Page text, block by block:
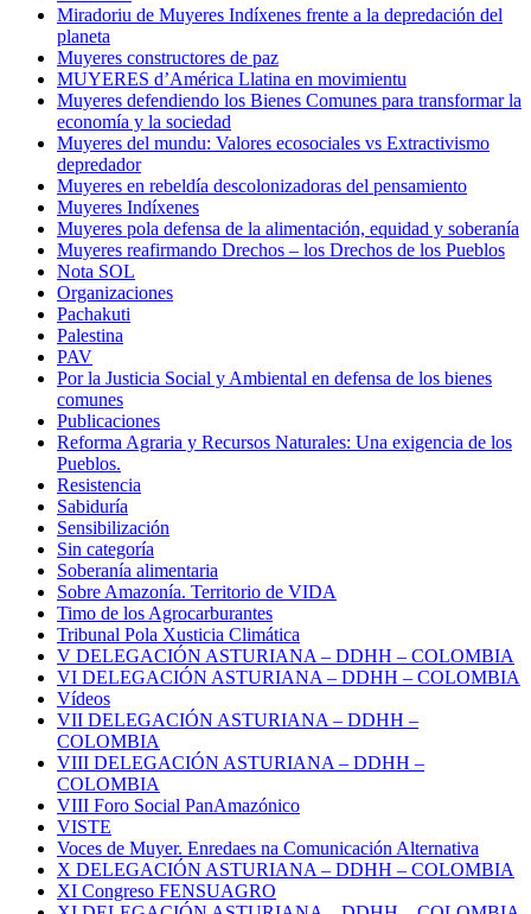
Miradoriu de Muyeres Indíxenes frente a la depredación del
planeta
Muyeres constructores de paz
MUYERES d’América Llatina en movimientu
Muyeres defendiendo los Bienes Comunes para transformar la
economía y la sociedad
Muyeres del mundu: Valores ecosociales vs Extractivismo
depredador
Muyeres en rebeldía descolonizadoras del pensamiento
Muyeres Indíxenes
Muyeres pola defensa de la alimentación, equidad y soberanía
Muyeres reafirmando Drechos – los Drechos de los Pueblos
Nota SOL
Organizaciones
Pachakuti
Palestina
PAV
Por la Justicia Social y Ambiental en defensa de los bienes
comunes
Publicaciones
Reforma Agraria y Recursos Naturales: Una exigencia de los
Pueblos.
Resistencia
Sabiduría
Sensibilización
Sin categoría
Soberanía alimentaria
Sobre Amazonía. Territorio de VIDA
Timo de los Agrocarburantes
Tribunal Pola Xusticia Climática
V DELEGACIÓN ASTURIANA – DDHH – COLOMBIA
VI DELEGACIÓN ASTURIANA – DDHH – COLOMBIA
Vídeos
VII DELEGACIÓN ASTURIANA – DDHH –
COLOMBIA
VIII DELEGACIÓN ASTURIANA – DDHH –
COLOMBIA
VIII Foro Social PanAmazónico
VISTE
Voces de Muyer. Enredaes na Comunicación Alternativa
X DELEGACIÓN ASTURIANA – DDHH – COLOMBIA
XI Congreso FENSUAGRO